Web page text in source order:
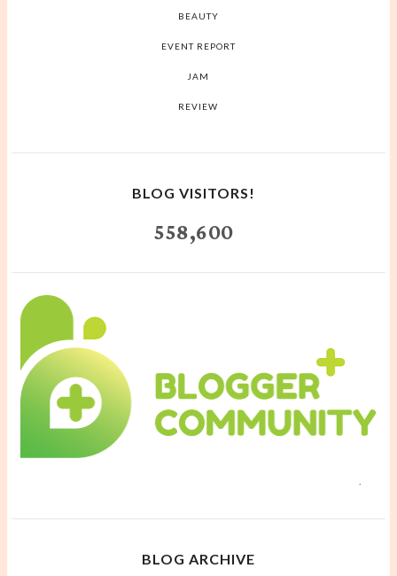
BEAUTY
EVENT REPORT
JAM
REVIEW
BLOG VISITORS!
558,600
BLOG ARCHIVE